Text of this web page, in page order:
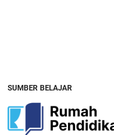
SUMBER BELAJAR